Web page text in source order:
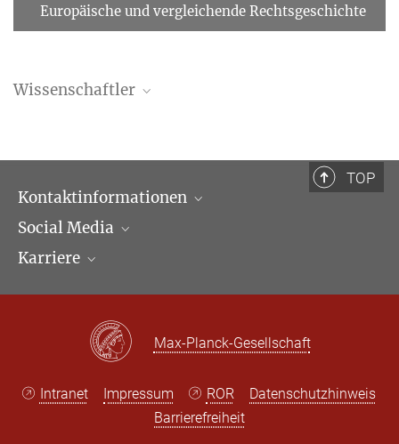
Europäische und vergleichende Rechtsgeschichte
Wissenschaftler
+49 (69) 789 78 - 169
TOP
Kontaktinformationen
Öffnungszeiten & Anfahrt
Ansprechpartner*innen
Social Media
LinkedIn
Karriere
Max Planck Law
Max-Planck-Gesellschaft
Intranet Impressum ROR
Datenschutzhinweis
Barrierefreiheit